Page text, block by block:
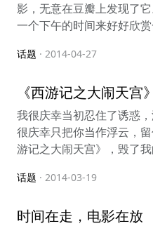
影，无意在豆瓣上发现了
一个下午的时间来好好欣
话题 · 2014-04-27
《西游记之大闹天宫
我很庆幸当初忍住了诱惑
很庆幸只把你当作浮云，
游记之大闹天宫》，毁了我
话题 · 2014-03-19
时间在走，电影在放